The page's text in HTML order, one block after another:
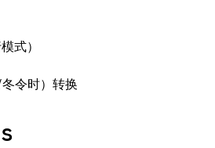
式）
令时）转换